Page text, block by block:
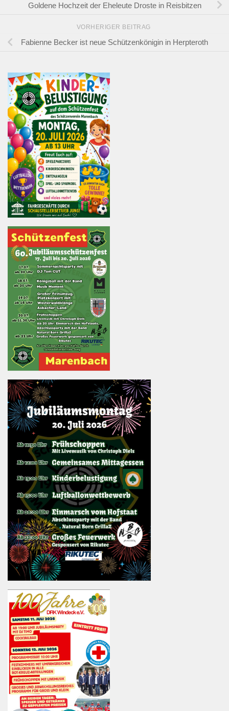
Goldene Hochzeit der Eheleute Droste in Reisbitzen
VORHERIGER BEITRAG
Fabienne Becker ist neue Schützenkönigin in Herpteroth